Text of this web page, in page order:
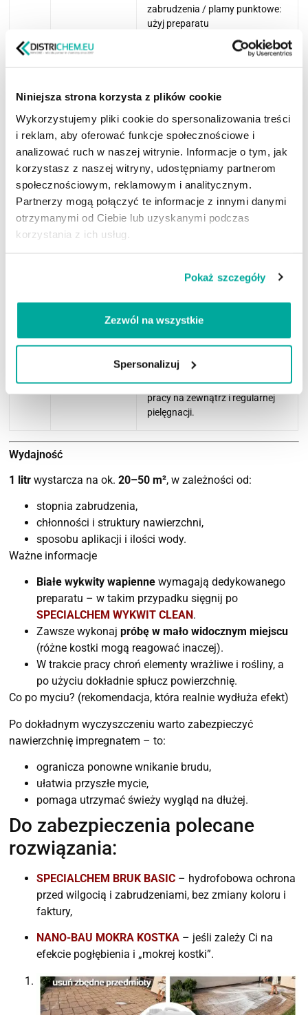
Niniejsza strona korzysta z plików cookie
Wykorzystujemy pliki cookie do spersonalizowania treści
i reklam, aby oferować funkcje społecznościowe i
analizować ruch w naszej witrynie. Informacje o tym, jak
korzystasz z naszej witryny, udostępniamy partnerom
społecznościowym, reklamowym i analitycznym.
Partnerzy mogą połączyć te informacje z innymi danymi
otrzymanymi od Ciebie lub uzyskanymi podczas
korzystania z ich usług.
Pokaż szczegóły
Zezwól na wszystkie
Spersonalizuj
zabrudzenia / plamy punktowe:
użyj preparatu
myjką ciśnieniową (zależnie od
sprzętu i
powierzchni).Rozprowadź
równomiernie na zabrudzenia.
4 Czas działania Pozostaw na5–15
minut
.Utrzymuj powierzchnię
wilgotną – jeśli zaczyna
przesychać, lekko spryskaj
Spłucz intensywnie wodą,
uporczywych plamach użyj
twardej szczotki punktowo.
(jeśli trzeba)
cykl można powtórzyć –
preparat jest projektowany do
pracy na zewnątrz i regularnej
pielęgnacji.
Wydajność
1 litr wystarcza na ok.20–50 m², w zależności od:
stopnia zabrudzenia,
chłonności i struktury nawierzchni,
sposobu aplikacji i ilości wody.
Ważne informacje
Białe wykwity wapienne wymagają dedykowanego
preparatu – w takim przypadku sięgnij po
SPECIALCHEM WYKWIT CLEAN .
Zawsze wykonajpróbę w mało widocznym miejscu
(różne kostki mogą reagować inaczej).
W trakcie pracy chroń elementy wrażliwe i rośliny, a
po użyciu dokładnie spłucz powierzchnię.
Co po myciu? (rekomendacja, która realnie wydłuża efekt)
Po dokładnym wyczyszczeniu warto zabezpieczyć
nawierzchnię impregnatem – to:
ogranicza ponowne wnikanie brudu,
ułatwia przyszłe mycie,
pomaga utrzymać świeży wygląd na dłużej.
Do zabezpieczenia polecane
rozwiązania:
SPECIALCHEM BRUK BASIC – hydrofobowa ochrona
przed wilgocią i zabrudzeniami, bez zmiany koloru i
faktury,
NANO-BAU MOKRA KOSTKA – jeśli zależy Ci na
efekcie pogłębienia i „mokrej kostki”.